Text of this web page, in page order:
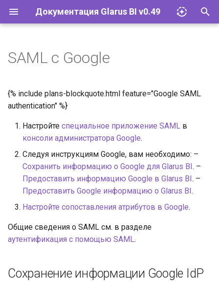
Документация Glarus BI v0.49
и
и
я
о
Импорт файлов Excel
Запросы
Дашборды
Модели
Действия
Исследование и
организация
Установка и эксплуатация
Конфигурация
Учётные записи и группы
Разрешения
Инструменты
Встраивание
Устранение проблем
Документация API
Руководство разработчика
SAML с Google
{% include plans-blockquote.html feature="Google SAML
authentication" %}
Настройте специальное приложение SAML в
консоли администратора Google.
Следуя инструкциям Google, вам необходимо: –
Сохранить информацию о Google для Glarus BI. –
Предоставить информацию Google в Glarus BI. –
Предоставить Google информацию о Glarus BI.
Настройте сопоставления атрибутов в Google.
Общие сведения о SAML см. в разделе
аутентификация с помощью SAML.
Сохранение информации Google IdP